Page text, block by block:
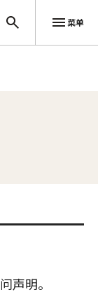
菜单
声明。